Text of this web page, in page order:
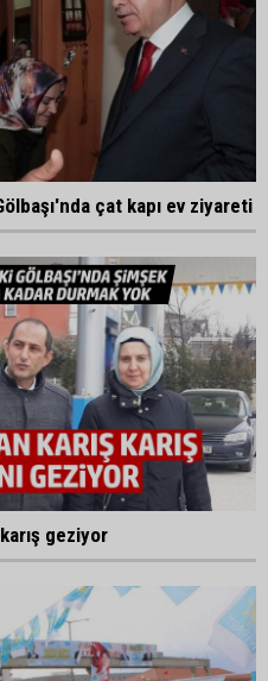
çat kapı ev ziyareti
geziyor